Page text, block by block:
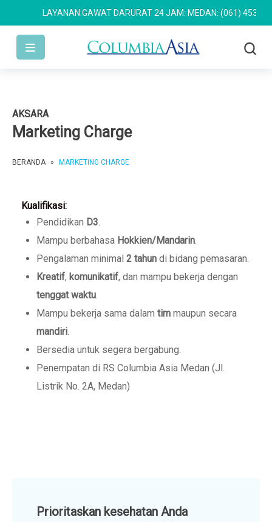
LAYANAN GAWAT DARURAT 24 JAM: MEDAN: (061) 4533 636
AKSARA
Marketing Charge
BERANDA » MARKETING CHARGE
Kualifikasi:
Pendidikan D3.
Mampu berbahasa Hokkien/Mandarin.
Pengalaman minimal 2 tahun di bidang pemasaran.
Kreatif, komunikatif, dan mampu bekerja dengan
tenggat waktu.
Mampu bekerja sama dalam tim maupun secara
mandiri.
Bersedia untuk segera bergabung.
Penempatan di RS Columbia Asia Medan (Jl.
Listrik No. 2A, Medan)
Prioritaskan kesehatan Anda